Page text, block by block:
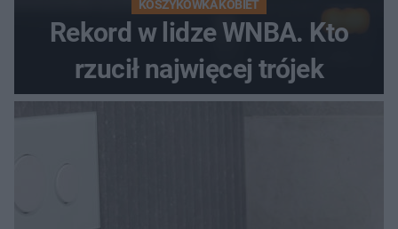
KOSZYKÓWKA KOBIET
Rekord w lidze WNBA. Kto
rzucił najwięcej trójek